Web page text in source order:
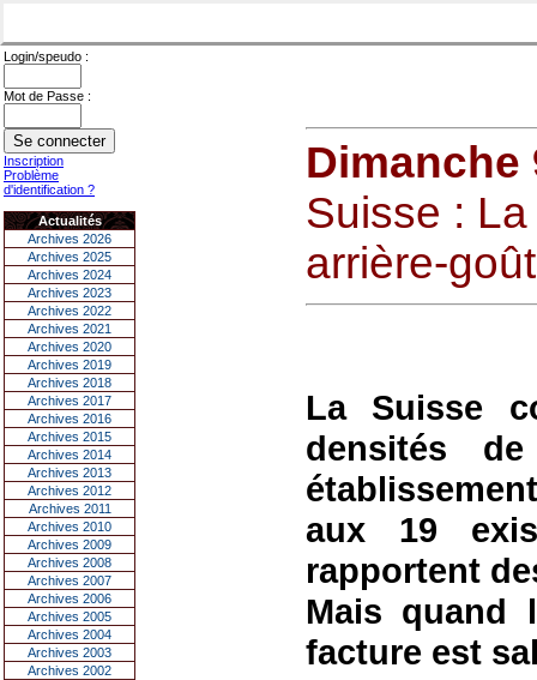
Login/speudo :
Mot de Passe :
Inscription
Problème
d'identification ?
Actualités
Archives 2026
Archives 2025
Archives 2024
Archives 2023
Archives 2022
Archives 2021
Archives 2020
Archives 2019
Archives 2018
Archives 2017
Archives 2016
Archives 2015
Archives 2014
Archives 2013
Archives 2012
Archives 2011
Archives 2010
Archives 2009
Archives 2008
Archives 2007
Archives 2006
Archives 2005
Archives 2004
Archives 2003
Archives 2002
Dimanche
Suisse :
arrière-
La Suisse
densités
aux 19
rapportent
Mais quand
facture est